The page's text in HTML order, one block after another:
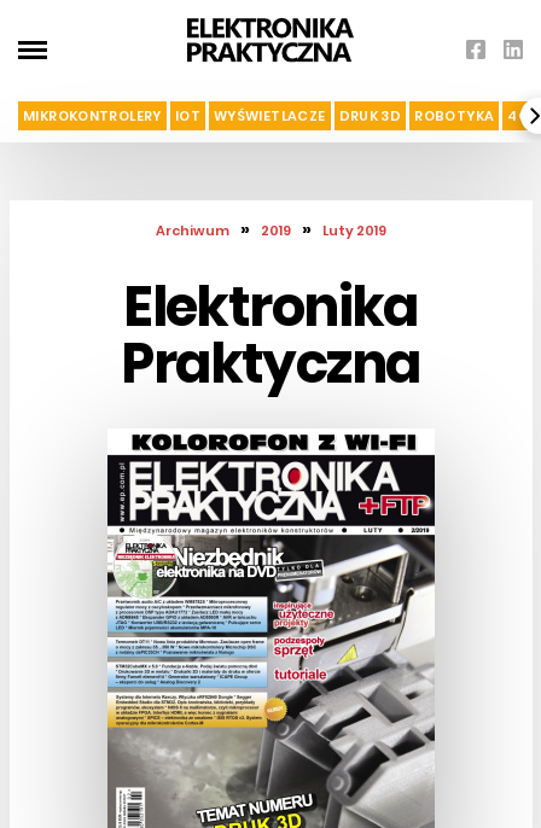
MIKROKONTROLERY IOT WYŚWIETLACZE DRUK 3D ROBOTYKA 4G I
Archiwum » 2019 » Luty 2019
Elektronika
Praktyczna